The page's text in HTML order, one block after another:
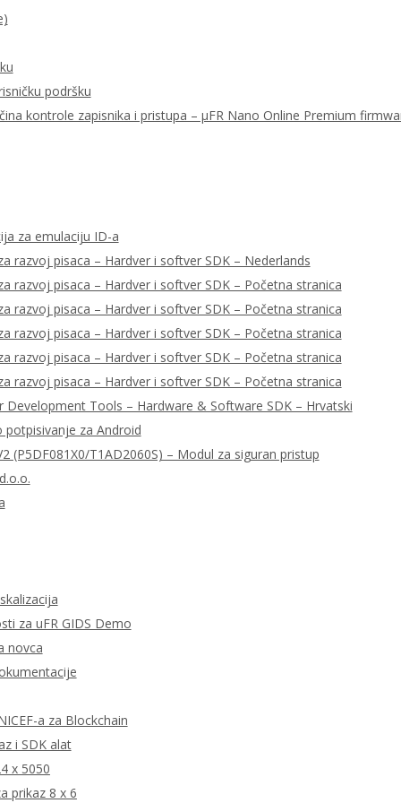
podršku
kontrole zapisnika i pristupa – μFR Nano Online Premium
za emulaciju ID-a
razvoj pisaca – Hardver i softver SDK – Nederlands
razvoj pisaca – Hardver i softver SDK – Početna stranica
razvoj pisaca – Hardver i softver SDK – Početna stranica
razvoj pisaca – Hardver i softver SDK – Početna stranica
razvoj pisaca – Hardver i softver SDK – Početna stranica
razvoj pisaca – Hardver i softver SDK – Početna stranica
Development Tools – Hardware & Software SDK – Hrvatski
za Android
(P5DF081X0/T1AD2060S) – Modul za siguran pristup
za uFR GIDS Demo
novca
a za Blockchain
i SDK alat
x 5050
prikaz 8 x 6